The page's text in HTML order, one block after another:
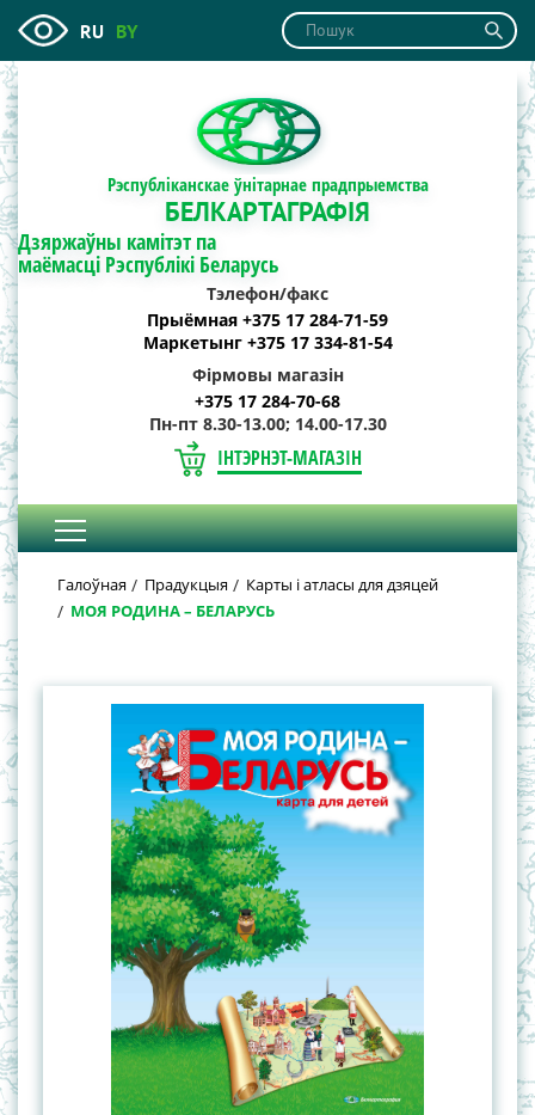
RU BY
Рэспубліканскае ўнітарнае прадпрыемства
БЕЛКАРТАГРАФІЯ
Дзяржаўны камітэт па
маёмасці Рэспублікі Беларусь
Тэлефон/факс
Прыёмная +375 17 284-71-59
Маркетынг +375 17 334-81-54
Фірмовы магазін
+375 17 284-70-68
Пн-пт 8.30-13.00; 14.00-17.30
ІНТЭРНЭТ-МАГАЗІН
Галоўная Прадукцыя
Карты і атласы для дзяцей
МОЯ РОДИНА – БЕЛАРУСЬ